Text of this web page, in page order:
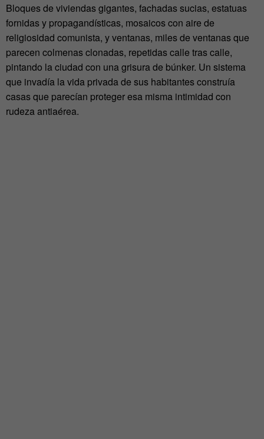
Bloques de viviendas gigantes, fachadas sucias, estatuas
fornidas y propagandísticas, mosaicos con aire de
religiosidad comunista, y ventanas, miles de ventanas que
parecen colmenas clonadas, repetidas calle tras calle,
pintando la ciudad con una grisura de búnker. Un sistema
que invadía la vida privada de sus habitantes construía
casas que parecían proteger esa misma intimidad con
rudeza antiaérea.